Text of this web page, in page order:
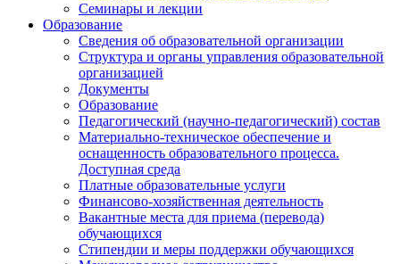
Семинары и лекции
Образование
Сведения об образовательной организации
Структура и органы управления образовательной
организацией
Документы
Образование
Педагогический (научно-педагогический) состав
Материально-техническое обеспечение и
оснащенность образовательного процесса.
Доступная среда
Платные образовательные услуги
Финансово-хозяйственная деятельность
Вакантные места для приема (перевода)
обучающихся
Стипендии и меры поддержки обучающихся